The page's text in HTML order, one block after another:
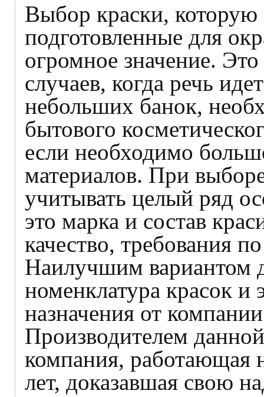
Выбор краски,
подготовленные для
огромное значение.
случаев, когда речь
небольших банок,
бытового
если необходимо
материалов. При
учитывать целый ряд
это марка и состав
качество, требования
Наилучшим вариантом
номенклатура красок и
назначения от
Производителем
компания, работающая
лет, доказавшая свою